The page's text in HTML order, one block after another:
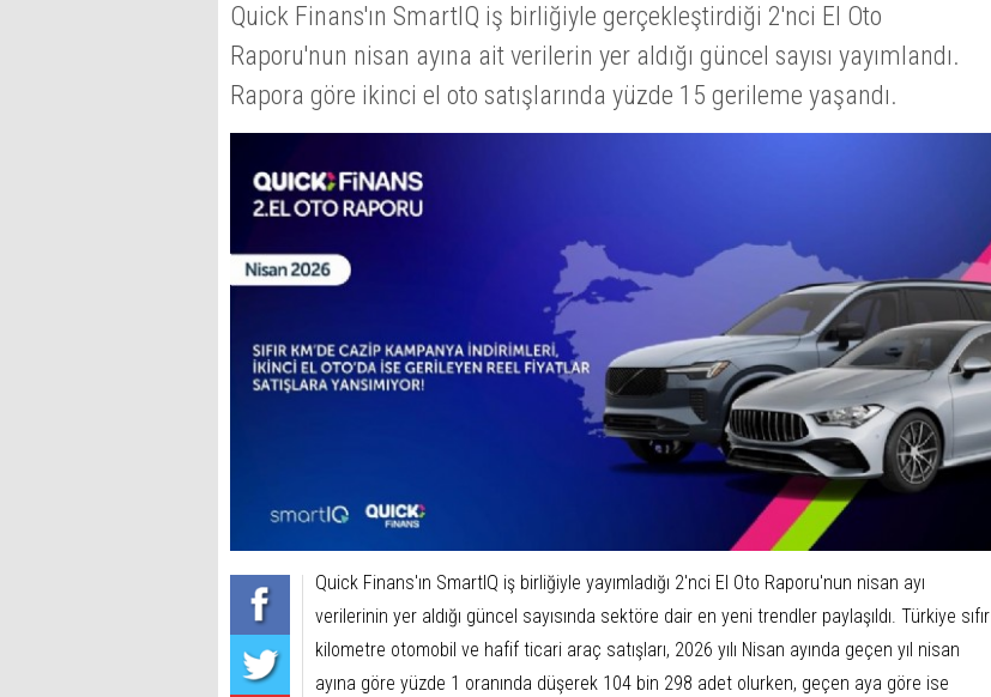
Quick Finans'ın SmartIQ iş birliğiyle gerçekleştirdiği 2'nci El Oto
Raporu'nun nisan ayına ait verilerin yer aldığı güncel sayısı yayımlandı.
Rapora göre ikinci el oto satışlarında yüzde 15 gerileme yaşandı.
Quick Finans'ın SmartIQ iş birliğiyle yayımladığı 2'nci El Oto Raporu'nun nisan ayı
verilerinin yer aldığı güncel sayısında sektöre dair en yeni trendler paylaşıldı. Türkiye sıfır
kilometre otomobil ve hafif ticari araç satışları, 2026 yılı Nisan ayında geçen yıl nisan
ayına göre yüzde 1 oranında düşerek 104 bin 298 adet olurken, geçen aya göre ise